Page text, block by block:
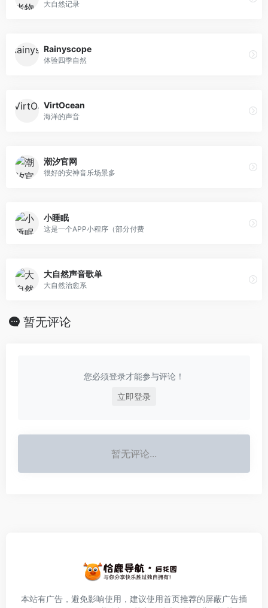
大自然记录
Rainyscope
体验四季自然
VirtOcean
海洋的声音
潮汐官网
很好的安神音乐场景多
小睡眠
这是一个APP小程序（部分付费
大自然声音歌单
大自然治愈系
暂无评论
您必须登录才能参与评论！
立即登录
暂无评论...
本站有广告，避免影响使用，建议使用首页推荐的屏蔽广告插